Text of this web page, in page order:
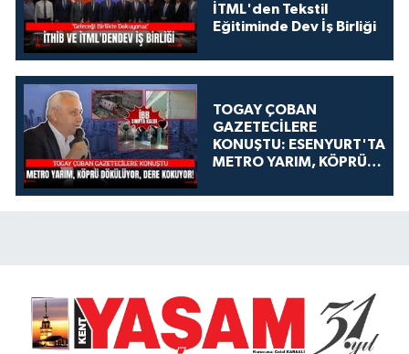
İTML'den Tekstil
Eğitiminde Dev İş Birliği
TOGAY ÇOBAN
GAZETECİLERE
KONUŞTU: ESENYURT'TA
METRO YARIM, KÖPRÜ
KOKUYOR!